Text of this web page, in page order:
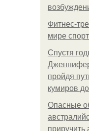
Фитнес-
мире
Спустя
пройдя
кумиров
Опасные
приручить